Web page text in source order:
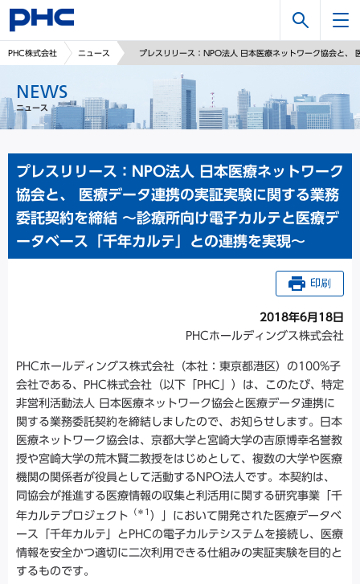
検
索
PHC株式会社 ニュース プレスリリース：NPO法人 日本医療ネットワーク協会と、
NEWS
ニュース
プレスリリース：NPO法人 日本医療ネットワーク
協会と、 医療データ連携の実証実験に関する業務
委託契約を締結 ～診療所向け電子カルテと医療デ
ータベース「千年カルテ」との連携を実現～
印刷
2018年6月18日
PHCホールディングス株式会社
PHCホールディングス株式会社（本社：東京都港区）の100%子
会社である、PHC株式会社（以下「PHC」）は、このたび、特定
非営利活動法人 日本医療ネットワーク協会と医療データ連携に
関する業務委託契約を締結しましたので、お知らせします。日本
医療ネットワーク協会は、京都大学と宮崎大学の吉原博幸名誉教
授や宮崎大学の荒木賢二教授をはじめとして、複数の大学や医療
機関の関係者が役員として活動するNPO法人です。本契約は、
同協会が推進する医療情報の収集と利活用に関する研究事業「千
年カルテプロジェクト （＊1 ）」において開発された医療データベ
ース「千年カルテ」とPHCの電子カルテシステムを接続し、医療
情報を安全かつ適切に二次利用できる仕組みの実証実験を目的と
するものです。